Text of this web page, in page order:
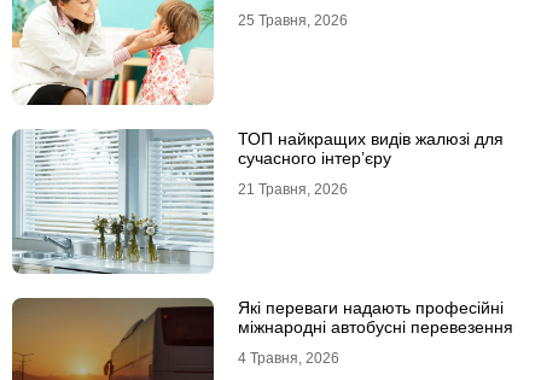
25 Травня, 2026
ТОП найкращих видів жалюзі для
сучасного інтер’єру
21 Травня, 2026
Які переваги надають професійні
міжнародні автобусні перевезення
4 Травня, 2026